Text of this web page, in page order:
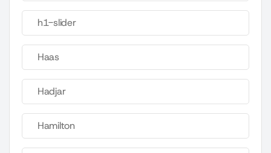
h1-slider
Haas
Hadjar
Hamilton